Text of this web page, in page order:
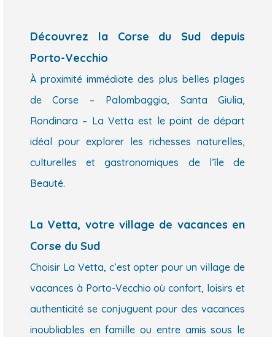
Découvrez la Corse du Sud depuis
Porto-Vecchio
À proximité immédiate des plus belles plages
de Corse – Palombaggia, Santa Giulia,
Rondinara – La Vetta est le point de départ
idéal pour explorer les richesses naturelles,
culturelles et gastronomiques de l’île de
Beauté.
La Vetta, votre village de vacances en
Corse du Sud
Choisir La Vetta, c’est opter pour un village de
vacances à Porto-Vecchio où confort, loisirs et
authenticité se conjuguent pour des vacances
inoubliables en famille ou entre amis sous le